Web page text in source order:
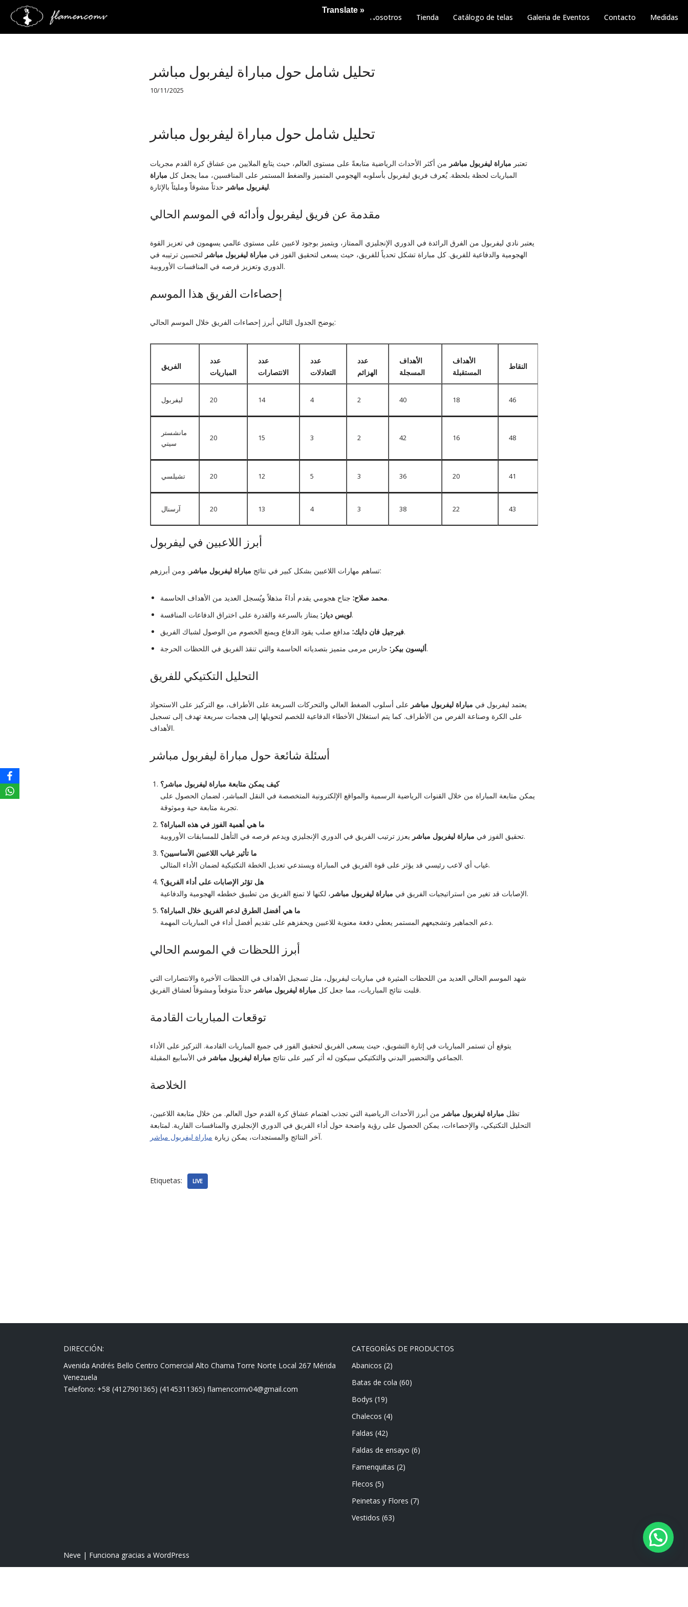
Saltar
Nosotros Tienda Catálogo de telas Galeria de Eventos Contacto Medidas
تحليل شامل حول مباراة ليفربول مباشر
10/11/2025
تحليل شامل حول مباراة ليفربول مباشر
تعتبر مباراة ليفربول مباشر من أكثر الأحداث الرياضية متابعةً على مستوى العالم، حيث يتابع الملايين من عشاق كرة القدم مجريات
المباريات لحظة بلحظة. يُعرف فريق ليفربول بأسلوبه الهجومي المتميز والضغط المستمر على المنافسين، مما يجعل كل مباراة
ليفربول مباشرحدثاً مشوقاً ومليئاً بالإثارة.
مقدمة عن فريق ليفربول وأدائه في الموسم الحالي
يعتبر نادي ليفربول من الفرق الرائدة في الدوري الإنجليزي الممتاز، ويتميز بوجود لاعبين على مستوى عالمي يسهمون في تعزيز القوة
الهجومية والدفاعية للفريق. كل مباراة تشكل تحدياً للفريق، حيث يسعى لتحقيق الفوز في مباراة ليفربول مباشر لتحسين ترتيبه في
الدوري وتعزيز فرصه في المنافسات الأوروبية.
إحصاءات الفريق هذا الموسم
يوضح الجدول التالي أبرز إحصاءات الفريق خلال الموسم الحالي:
الفريق
عدد
المباريات
عدد
الانتصارات
عدد
التعادلات
عدد
الهزائم
الأهداف
المسجلة
الأهداف
المستقبلة
النقاط
ليفربول 20 14 4 2 40 18 46
مانشستر
سيتي
20 15 3 2 42 16 48
تشيلسي 20 12 5 3 36 20 41
آرسنال 20 13 4 3 38 22 43
أبرز اللاعبين في ليفربول
تساهم مهارات اللاعبين بشكل كبير في نتائج مباراة ليفربول مباشر . ومن أبرزهم:
محمد صلاح:جناح هجومي يقدم أداءً مذهلاً ويُسجل العديد من الأهداف الحاسمة.
لويس دياز:يمتاز بالسرعة والقدرة على اختراق الدفاعات المنافسة.
فيرجيل فان دايك:مدافع صلب يقود الدفاع ويمنع الخصوم من الوصول لشباك الفريق.
أليسون بيكر:حارس مرمى متميز بتصدياته الحاسمة والتي تنقذ الفريق في اللحظات الحرجة.
التحليل التكتيكي للفريق
يعتمد ليفربول في مباراة ليفربول مباشر على أسلوب الضغط العالي والتحركات السريعة على الأطراف، مع التركيز على الاستحواذ
على الكرة وصناعة الفرص من الأطراف. كما يتم استغلال الأخطاء الدفاعية للخصم لتحويلها إلى هجمات سريعة تهدف إلى تسجيل
الأهداف.
أسئلة شائعة حول مباراة ليفربول مباشر
كيف يمكن متابعة مباراة ليفربول مباشر؟
يمكن متابعة المباراة من خلال القنوات الرياضية الرسمية والمواقع الإلكترونية المتخصصة في النقل المباشر، لضمان الحصول على
تجربة متابعة حية وموثوقة.
ما هي أهمية الفوز في هذه المباراة؟
تحقيق الفوز في مباراة ليفربول مباشر
يعزز ترتيب الفريق في الدوري الإنجليزي ويدعم فرصه في التأهل للمسابقات الأوروبية.
ما تأثير غياب اللاعبين الأساسيين؟
غياب أي لاعب رئيسي قد يؤثر على قوة الفريق في المباراة ويستدعي تعديل الخطة التكتيكية لضمان الأداء المثالي.
هل تؤثر الإصابات على أداء الفريق؟
الإصابات قد تغير من استراتيجيات الفريق في مباراة ليفربول مباشر
، لكنها لا تمنع الفريق من تطبيق خططه الهجومية والدفاعية.
ما هي أفضل الطرق لدعم الفريق خلال المباراة؟
دعم الجماهير وتشجيعهم المستمر يعطي دفعة معنوية للاعبين ويحفزهم على تقديم أفضل أداء في المباريات المهمة.
أبرز اللحظات في الموسم الحالي
شهد الموسم الحالي العديد من اللحظات المثيرة في مباريات ليفربول، مثل تسجيل الأهداف في اللحظات الأخيرة والانتصارات التي
قلبت نتائج المباريات، مما جعل كل مباراة ليفربول مباشر حدثاً متوقعاً ومشوقاً لعشاق الفريق.
توقعات المباريات القادمة
يتوقع أن تستمر المباريات في إثارة التشويق، حيث يسعى الفريق لتحقيق الفوز في جميع المباريات القادمة. التركيز على الأداء
الجماعي والتحضير البدني والتكتيكي سيكون له أثر كبير على نتائج مباراة ليفربول مباشر في الأسابيع المقبلة.
الخلاصة
تظل مباراة ليفربول مباشر من أبرز الأحداث الرياضية التي تجذب اهتمام عشاق كرة القدم حول العالم. من خلال متابعة اللاعبين،
التحليل التكتيكي، والإحصاءات، يمكن الحصول على رؤية واضحة حول أداء الفريق في الدوري الإنجليزي والمنافسات القارية. لمتابعة
آخر النتائج والمستجدات، يمكن زيارة مباراة ليفربول مباشر .
Etiquetas: LIVE
DIRECCIÓN:
Avenida Andrés Bello Centro Comercial Alto Chama Torre Norte Local 267 Mérida
Venezuela
Telefono: +58 (4127901365) (4145311365) flamencomv04@gmail.com
CATEGORÍAS DE PRODUCTOS
Abanicos (2)
Batas de cola (60)
Bodys (19)
Chalecos (4)
Faldas (42)
Faldas de ensayo (6)
Famenquitas (2)
Flecos (5)
Peinetas y Flores (7)
Vestidos (63)
Neve | Funciona gracias a WordPress
Translate »